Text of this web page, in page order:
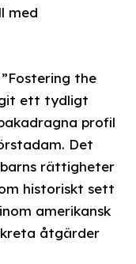
med
the
ett tydligt
profil
Det
rättigheter
historiskt sett
amerikansk
åtgärder